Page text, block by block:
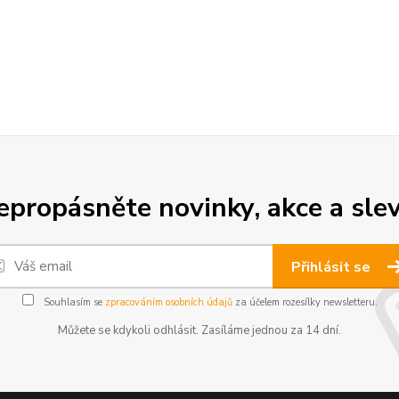
novinky, akce a
Přihlásit se
Souhlasím se zpracováním osobních údajůza účelem rozesílky newsletteru.
Můžete se kdykoli odhlásit. Zasíláme jednou za 14 dní.